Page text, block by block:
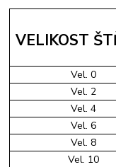
VELIKOST
Vel. 0
Vel. 2
Vel. 4
Vel. 6
Vel. 8
Vel. 10